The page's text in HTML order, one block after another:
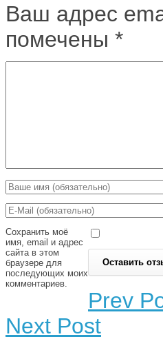
Ваш адрес
помечены *
Сохранить моё
имя, email и адрес
сайта в этом
браузере для
последующих моих
комментариев.
Prev
Next Post